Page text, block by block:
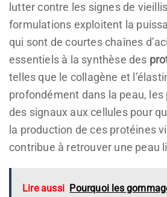
lutter contre les signes de
formulations exploitent la
qui sont de courtes chaînes
essentiels à la synthèse des
telles que le collagène et
profondément dans la peau,
des signaux aux cellules pour
la production de ces protéines
contribue à retrouver une peau
Lire aussi Pourquoi les